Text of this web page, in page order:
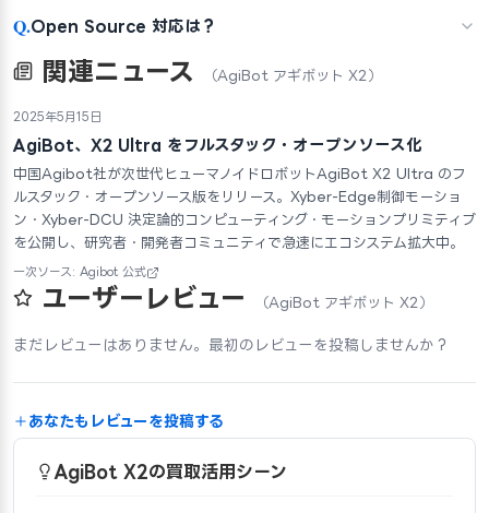
Q.Open Source 対応は？
関連ニュース （AgiBot アギボット X2）
2025年5月15日
AgiBot、X2 Ultra をフルスタック・オープンソース化
中国Agibot社が次世代ヒューマノイドロボットAgiBot X2 Ultra のフ
ルスタック・オープンソース版をリリース。Xyber-Edge制御モーショ
ン・Xyber-DCU 決定論的コンピューティング・モーションプリミティブ
を公開し、研究者・開発者コミュニティで急速にエコシステム拡大中。
一次ソース: Agibot 公式
ユーザーレビュー （AgiBot アギボット X2）
まだレビューはありません。最初のレビューを投稿しませんか？
あなたもレビューを投稿する
AgiBot X2の買取活用シーン